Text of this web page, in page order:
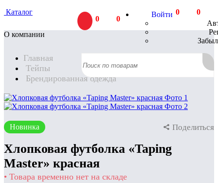
Войти 0 0
Каталог
0
0 Р
Главная
Тейпы
Брендированная одежда
Новинка Поделиться
Хлопковая футболка «Taping
Master» красная
• Товара временно нет на складе
О компании